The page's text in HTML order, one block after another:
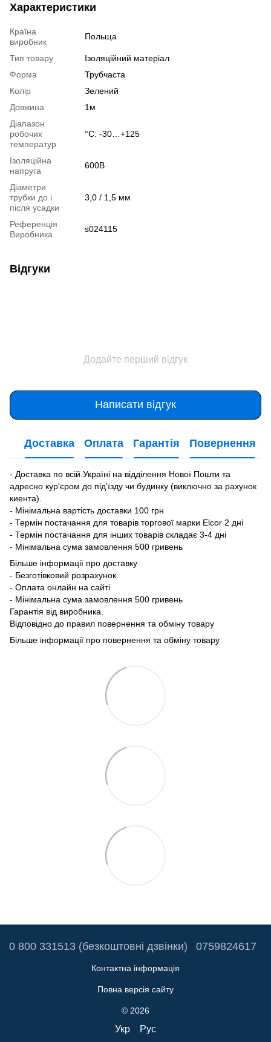
Характеристики
Країна
виробник
Польща
Тип товару
Ізоляційний матеріал
Форма
Трубчаста
Колір
Зелений
Довжина
1м
Діапазон
робочих
температур
°С: -30…+125
Ізоляційна
напруга
600В
Діаметри
трубки до і
після усадки
3,0 / 1,5 мм
Референція
Виробника
s024115
Відгуки
Додайте перший відгук
Написати відгук
Доставка Оплата Гарантія Повернення
- Доставка по всій Україні на відділення Нової Пошти та
адресно кур'єром до під'їзду чи будинку (виключно за рахунок
киента).
- Мінімальна вартість доставки 100 грн
- Термін постачання для товарів торгової марки Elcor 2 дні
- Термін постачання для інших товарів складає 3-4 дні
- Мінімальна сума замовлення 500 гривень
Більше інформації про доставку
- Безготівковий розрахунок
- Оплата онлайн на сайті
- Мінімальна сума замовлення 500 гривень
Гарантія від виробника.
Відповідно до правил повернення та обміну товару
Більше інформації про повернення та обміну товару
0 800 331513 (безкоштовні дзвінки) 0759824617
Контактна інформація
Повна версія сайту
© 2026
Укр Рус